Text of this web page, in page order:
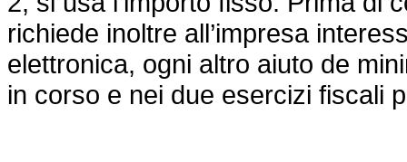
richiede inoltre all’impresa
elettronica, ogni altro aiuto de
in corso e nei due esercizi fiscali